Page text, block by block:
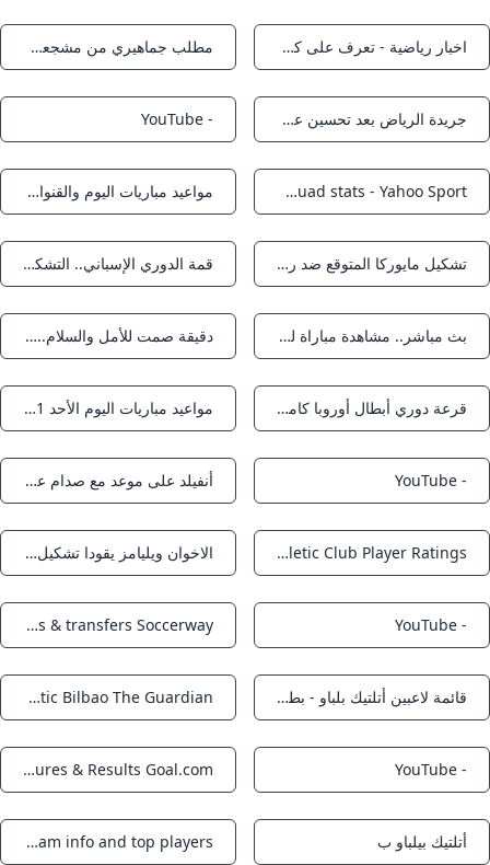
Notifications اخبار رياضية - تعرف على كل ما أسفرت عنه قرعة دوري أبطال أوروبا (2025-2026) Notifications مطلب جماهيري من مشجعي نادي أتلتيك بلباو بدقيقة صمت حداد على سليمان العبيد أمام رايو فاليكانو رياضة النهار
Notifications جريدة الرياض بعد تحسين عرض أتلتيك بيلباو.. مدافع النصر على أعتاب الرحيل Notifications- YouTube
Notifications
Athletic Club news videos schedule squad stats - Yahoo Sport
Notifications مواعيد مباريات اليوم والقنوات الناقلة.. الزمالك وقمة آرسنال ضد ليفربول المصري اليوم
Notifications تشكيل مايوركا المتوقع ضد ريال مدريد في الدوري الإسباني صحيفة الوطن Notifications قمة الدوري الإسباني.. التشكيلة المتوقعة لبيتيس وبيلباو تكشف ملامح المواجهة
Notifications بث مباشر.. مشاهدة مباراة ليفربول و أتلتيك بلباو الوديّة الدوليّة - خليجيون Notifications دقيقة صمت للأمل والسلام.. بلباو يصدم جماهيره بسبب سليمان العبيد
Notifications قرعة دوري أبطال أوروبا كاملة.. نهائيات مبكرة فى مرحلة الدوري - اليوم السابع Notifications مواعيد مباريات اليوم الأحد 31 - 8 - 2025 والقنوات الناقلة :: الوقائع الإخبارية
Notifications- YouTube
Notifications أنفيلد على موعد مع صدام عملاقي البريميرليغ ليفربول وأرسنال.. تفاصيل المواجهة الملتهبة عدن نيوز
Notifications
EA SPORTS FC™ 25 Athletic Club Player Ratings
Notifications الاخوان ويليامز يقودا تشكيل بيلباو في مواجهة ريال بيتيس
Notifications- YouTube
Notifications
Athletic Club stats results fixtures & transfers Soccerway
Notifications قائمة لاعبين أتلتيك بلباو - بطولات Notifications
Athletic Bilbao The Guardian
Notifications- YouTube
Notifications
Athletic Bilbao Fixtures & Results Goal.com
Notifications
أتلتيك بيلباو ب Notifications
Athletic Club - fixtures team info and top players